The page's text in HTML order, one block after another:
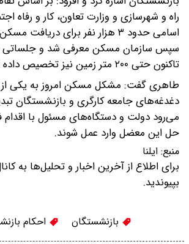
راه و شهرسازی و وزارت تعاون، کار و رفاه
اسامی حدود ۳ هزار نفر برای دریافت
سپس سازمان مسکن معرفی شد و جلساتی
تاکنون حتی ۲۰۰ متر زمین نیز تخصیص داده نشده است.
طاهری گفت: مشکل مسکن امروز به یکی
دغدغه‌های جامعه کارگری و بازنشستگان
می‌رود دولت و دستگاه‌های مسئول با اقدام
حل این معضل وارد عمل شوند.
منبع: ایلنا
برای اطلاع از آخرین اخبار و تحلیل‌ها به
بپیوندید.
بازنشستگان احکام